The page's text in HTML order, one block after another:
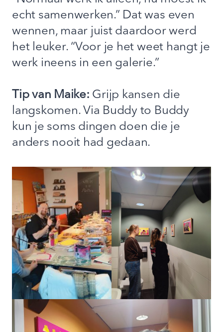
echt samenwerken.” Dat was even
wennen, maar juist daardoor werd
het leuker. “Voor je het weet hangt je
werk ineens in een galerie.”
Tip van Maike: Grijp kansen die
langskomen. Via Buddy to Buddy
kun je soms dingen doen die je
anders nooit had gedaan.